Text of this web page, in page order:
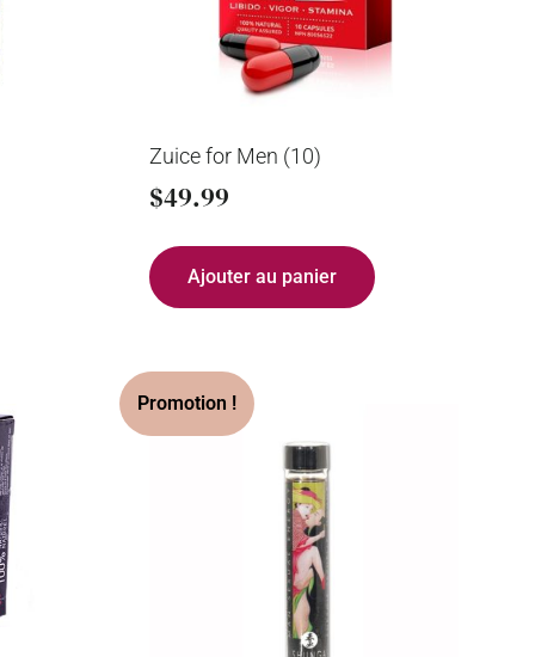
Zuice for Men (10)
$49.99
Ajouter au panier